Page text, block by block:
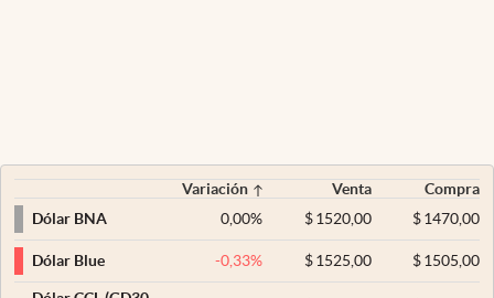
Variación Venta
Compra
Dólar BNA
0,00% $ 1520,00 $1470,00
Dólar Blue -0,33% $ 1525,00 $1505,00